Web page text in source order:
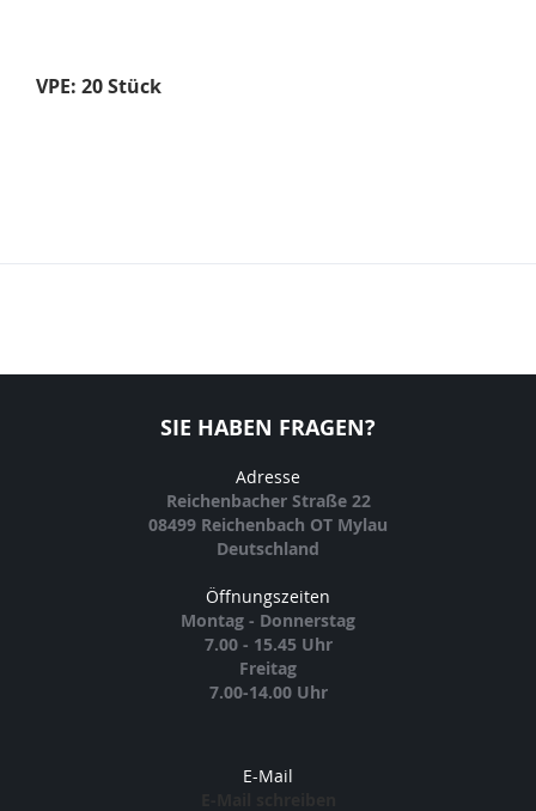
VPE: 20 Stück
SIE HABEN FRAGEN?
Adresse
Reichenbacher Straße 22
08499 Reichenbach OT Mylau
Deutschland
Öffnungszeiten
Montag - Donnerstag
7.00 - 15.45 Uhr
Freitag
7.00-14.00 Uhr
E-Mail